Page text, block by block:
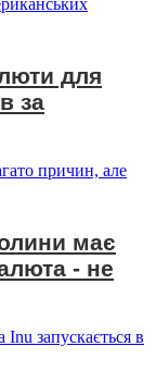
для
за
має
- не